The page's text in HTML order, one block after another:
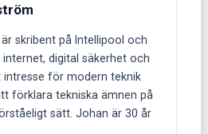
skribent på Intellipool och
digital säkerhet och
intresse för modern teknik
förklara tekniska ämnen på
sätt. Johan är 30 år